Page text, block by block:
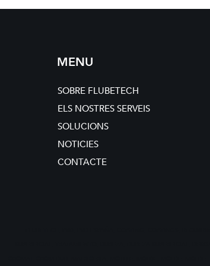
MENU
SOBRE FLUBETECH
ELS NOSTRES SERVEIS
SOLUCIONS
NOTICIES
CONTACTE